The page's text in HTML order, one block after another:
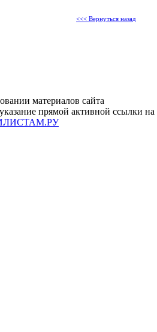
<<< Вернуться назад
материалов сайта
прямой активной ссылки на